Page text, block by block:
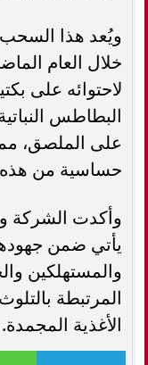
ويُعد هذا السحب
خلال العام
لاحتوائه على
البطاطس
على الملصق،
حساسية من هذه
وأكدت الشركة
يأتي ضمن
والمستهلكين
المرتبطة
الأغذية المجمدة.